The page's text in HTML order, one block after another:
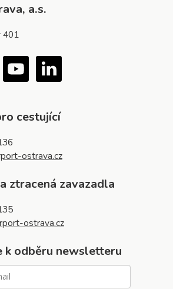
a.s.
401
Instagram YouTube
cestující
ostrava.cz
ztracená zavazadla
ostrava.cz
k odběru newsletteru